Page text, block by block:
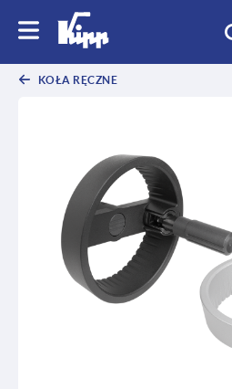
KOŁA RĘCZNE